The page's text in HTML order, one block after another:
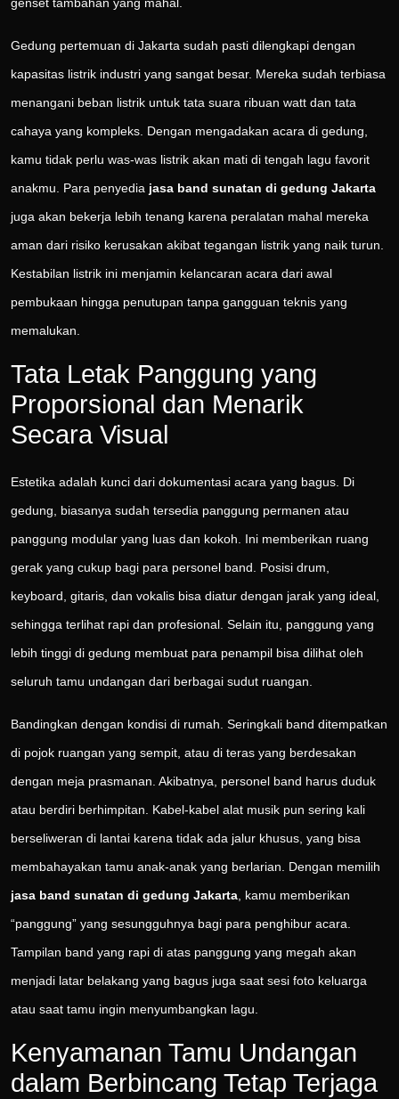
Gedung pertemuan di Jakarta sudah pasti dilengkapi dengan
kapasitas listrik industri yang sangat besar. Mereka sudah terbiasa
menangani beban listrik untuk tata suara ribuan watt dan tata
cahaya yang kompleks. Dengan mengadakan acara di gedung,
kamu tidak perlu was-was listrik akan mati di tengah lagu favorit
anakmu. Para penyedia jasa band sunatan di gedung Jakarta
juga akan bekerja lebih tenang karena peralatan mahal mereka
aman dari risiko kerusakan akibat tegangan listrik yang naik turun.
Kestabilan listrik ini menjamin kelancaran acara dari awal
pembukaan hingga penutupan tanpa gangguan teknis yang
memalukan.
Tata Letak Panggung yang
Proporsional dan Menarik
Secara Visual
Estetika adalah kunci dari dokumentasi acara yang bagus. Di
gedung, biasanya sudah tersedia panggung permanen atau
panggung modular yang luas dan kokoh. Ini memberikan ruang
gerak yang cukup bagi para personel band. Posisi drum,
keyboard, gitaris, dan vokalis bisa diatur dengan jarak yang ideal,
sehingga terlihat rapi dan profesional. Selain itu, panggung yang
lebih tinggi di gedung membuat para penampil bisa dilihat oleh
seluruh tamu undangan dari berbagai sudut ruangan.
Bandingkan dengan kondisi di rumah. Seringkali band ditempatkan
di pojok ruangan yang sempit, atau di teras yang berdesakan
dengan meja prasmanan. Akibatnya, personel band harus duduk
atau berdiri berhimpitan. Kabel-kabel alat musik pun sering kali
berseliweran di lantai karena tidak ada jalur khusus, yang bisa
membahayakan tamu anak-anak yang berlarian. Dengan memilih
jasa band sunatan di gedung Jakarta , kamu memberikan
“panggung” yang sesungguhnya bagi para penghibur acara.
Tampilan band yang rapi di atas panggung yang megah akan
menjadi latar belakang yang bagus juga saat sesi foto keluarga
atau saat tamu ingin menyumbangkan lagu.
Kenyamanan Tamu Undangan
dalam Berbincang Tetap Terjaga